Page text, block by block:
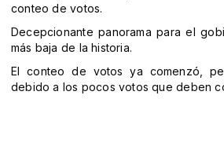
conteo de votos.
Decepcionante panorama para el
más baja de la historia.
El conteo de votos ya comenzó,
debido a los pocos votos que deben